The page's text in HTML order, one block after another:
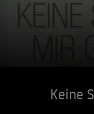
Keine